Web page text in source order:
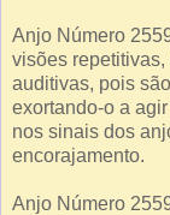
Anjo Número
visões
auditivas, pois
exortando-o a
nos sinais dos
encorajamento.
Anjo Número